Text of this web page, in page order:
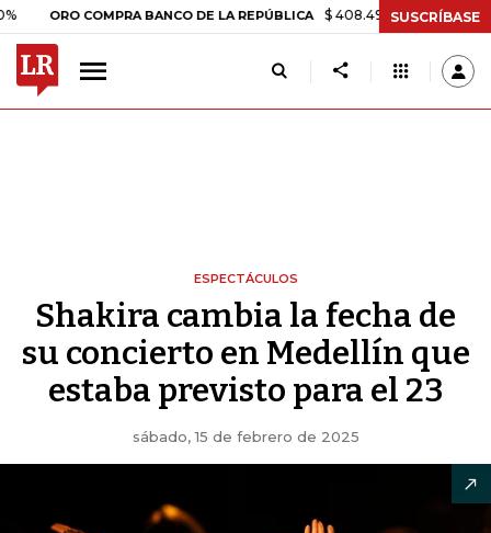
COMPRA BANCO DE LA REPÚBLICA $ 408.498,97 +$ 8.753,81
SUSCRÍBASE
ESPECTÁCULOS
Shakira cambia la fecha de
su concierto en Medellín que
estaba previsto para el 23
sábado, 15 de febrero de 2025